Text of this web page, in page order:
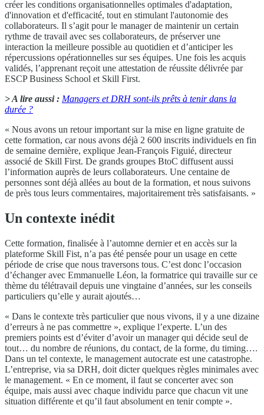
créer les conditions organisationnelles optimales d'adaptation,
d'innovation et d'efficacité, tout en stimulant l'autonomie des
collaborateurs. Il s’agit pour le manager de maintenir un certain
rythme de travail avec ses collaborateurs, de préserver une
interaction la meilleure possible au quotidien et d’anticiper les
répercussions opérationnelles sur ses équipes. Une fois les acquis
validés, l’apprenant reçoit une attestation de réussite délivrée par
ESCP Business School et Skill First.
> A lire aussi : Managers et DRH sont-ils prêts à tenir dans la
durée ?
« Nous avons un retour important sur la mise en ligne gratuite de
cette formation, car nous avons déjà 2 600 inscrits individuels en fin
de semaine dernière, explique Jean-François Figuié, directeur
associé de Skill First. De grands groupes BtoC diffusent aussi
l’information auprès de leurs collaborateurs. Une centaine de
personnes sont déjà allées au bout de la formation, et nous suivons
de près tous leurs commentaires, majoritairement très satisfaisants. »
Un contexte inédit
Cette formation, finalisée à l’automne dernier et en accès sur la
plateforme Skill Fist, n’a pas été pensée pour un usage en cette
période de crise que nous traversons tous. C’est donc l’occasion
d’échanger avec Emmanuelle Léon, la formatrice qui travaille sur ce
thème du télétravail depuis une vingtaine d’années, sur les conseils
particuliers qu’elle y aurait ajoutés…
« Dans le contexte très particulier que nous vivons, il y a une dizaine
d’erreurs à ne pas commettre », explique l’experte. L’un des
premiers points est d’éviter d’avoir un manager qui décide seul de
tout… du nombre de réunions, du contact, de la forme, du timing….
Dans un tel contexte, le management autocrate est une catastrophe.
L’entreprise, via sa DRH, doit dicter quelques règles minimales avec
le management. « En ce moment, il faut se concerter avec son
équipe, mais aussi avec chaque individu parce que chacun vit une
situation différente et qu’il faut absolument en tenir compte ».